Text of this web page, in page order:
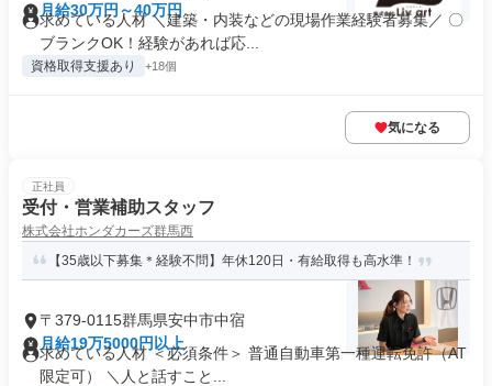
月給30万円～40万円
求めている人材 ＼建築・内装などの現場作業経験者募集／ 〇
ブランクOK！経験があれば応...
資格取得支援あり +18個
気になる
正社員
受付・営業補助スタッフ
株式会社ホンダカーズ群馬西
【35歳以下募集＊経験不問】年休120日・有給取得も高水準！
〒379-0115群馬県安中市中宿
月給19万5000円以上
求めている人材 ＜必須条件＞ 普通自動車第一種運転免許（AT
限定可） ＼人と話すこと...